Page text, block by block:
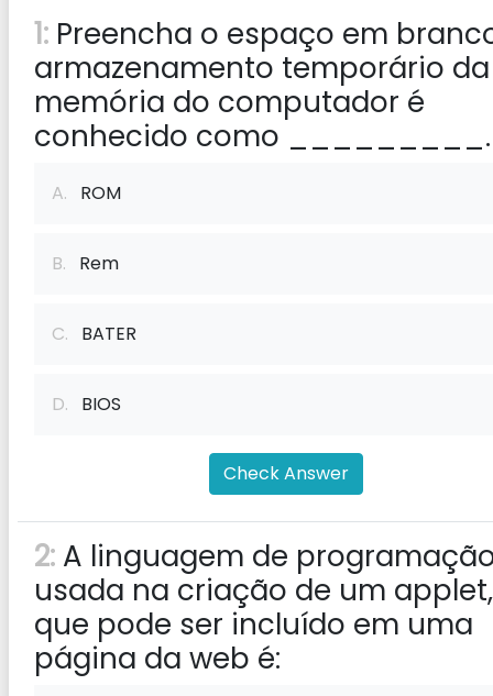
1: Preencha o espaço em
armazenamento temporário da
memória do computador é
conhecido como _________.
A. ROM
B. Rem
C. BATER
D. BIOS
Check Answer
2: A linguagem de
usada na criação de um applet,
que pode ser incluído em uma
página da web é: